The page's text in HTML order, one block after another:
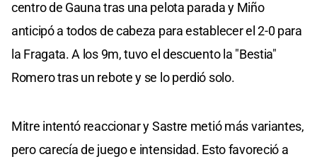
centro de Gauna tras una pelota parada y Miño
anticipó a todos de cabeza para establecer el 2-0 para
la Fragata. A los 9m, tuvo el descuento la "Bestia"
Romero tras un rebote y se lo perdió solo.
Mitre intentó reaccionar y Sastre metió más variantes,
pero carecía de juego e intensidad. Esto favoreció a